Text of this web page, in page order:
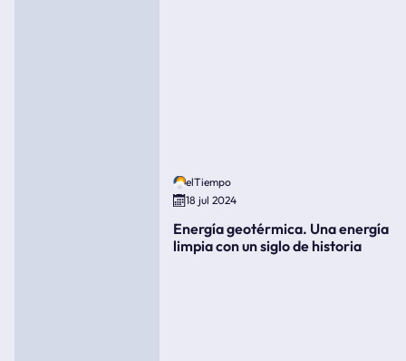
elTiempo
18 jul 2024
Energía geotérmica. Una energía
limpia con un siglo de historia